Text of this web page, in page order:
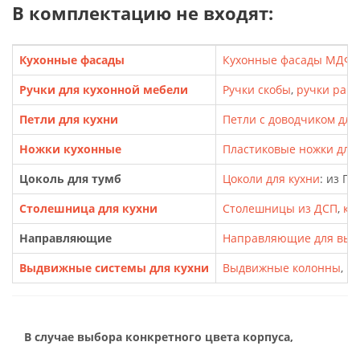
В комплектацию не входят:
Кухонные фасады Кухонные фасады МДФ
Ручки для кухонной мебели
Ручки скобы, ручки
Петли для кухни
Петли с доводчиком для
Ножки кухонные
Пластиковые ножки
Цоколь для тумб
Цоколи для кухни: из
Столешница для кухни
Столешницы из ДСП,
Направляющие
Направляющие для
Выдвижные системы для кухни
Выдвижные колонны,
В случае выбора конкретного цвета корпуса,